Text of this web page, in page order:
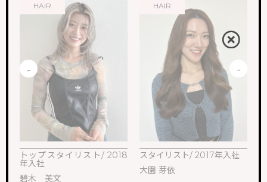
HAIR
トップスタイリスト/ 2018
年入社
碧木 美文
HAIR
スタイリスト/ 2017年入社
大園 芽依